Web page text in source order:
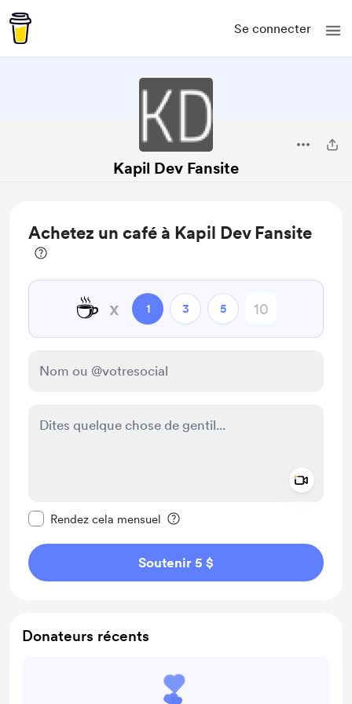
Se connecter
Kapil Dev Fansite
Achetez un café à Kapil Dev Fansite
☕ x 1 3 5
Rendez cela mensuel
Soutenir 5 $
Donateurs récents